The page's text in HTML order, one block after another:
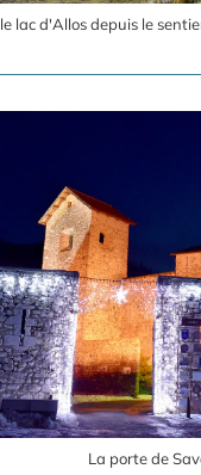
le lac d'Allos depuis le
La porte de